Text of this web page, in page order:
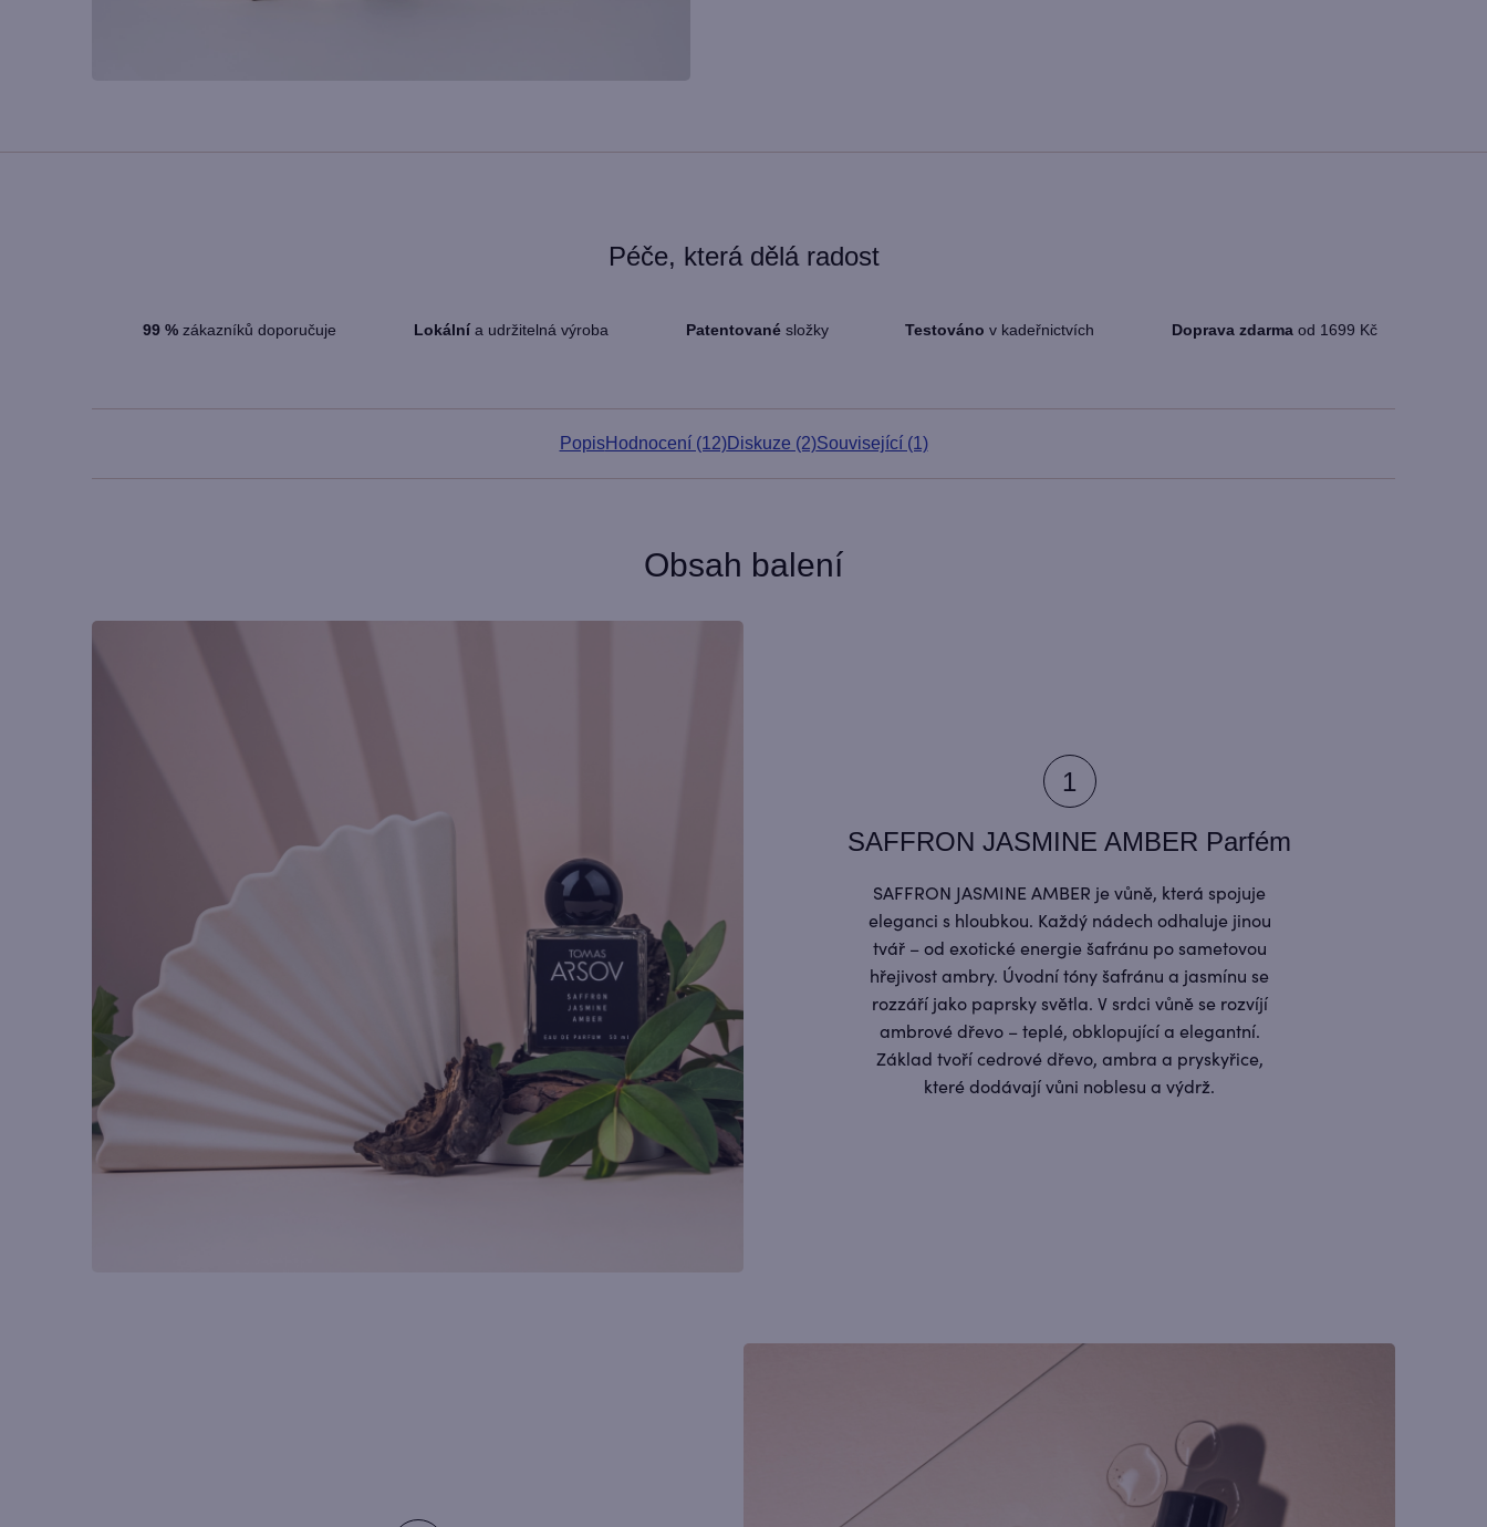
Péče, která dělá radost
99 % zákazníků doporučuje Lokálnía udržitelná výroba Patentovanésložky Testováno v kadeřnictvích Doprava zdarma od 1699 Kč
Popis Související (1)
Hodnocení (12)Diskuze (2)
Obsah balení
SAFFRON JASMINE AMBER Parfém
SAFFRON JASMINE AMBER je vůně, která spojuje
eleganci s hloubkou. Každý nádech odhaluje jinou
tvář – od exotické energie šafránu po sametovou
hřejivost ambry. Úvodní tóny šafránu a jasmínu se
rozzáří jako paprsky světla. V srdci vůně se rozvíjí
ambrové dřevo – teplé, obklopující a elegantní.
Základ tvoří cedrové dřevo, ambra a pryskyřice,
které dodávají vůni noblesu a výdrž.